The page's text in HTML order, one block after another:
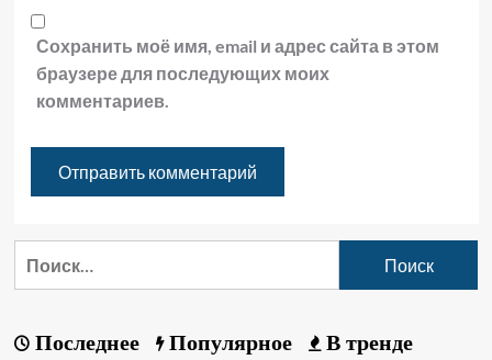
Сохранить моё имя, email и адрес сайта в этом
браузере для последующих моих
комментариев.
Последнее Популярное В тренде